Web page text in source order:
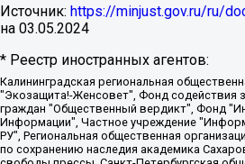
Источник: https://minjust.gov.ru/ru/
на 03.05.2024
* Реестр иностранных агентов:
Калининградская региональная общественная организация "Экозащита!-Женсовет", Фонд содействия защите прав и свобод граждан "Общественный вердикт", Фонд "Институт Развития Свободы Информации", Частное учреждение "Информационное агентство МЕМО. РУ", Региональная общественная организация "Общественная комиссия по сохранению наследия академика Сахарова", Фонд поддержки свободы прессы, Санкт-Петербургская общественная правозащитная организация "Гражданский контроль", Межрегиональная общественная организация "Информационно-просветительский центр "Мемориал", Региональный Фонд "Центр Защиты Прав Средств Массовой Информации", с 05.12.2023 Фонд "Центр Защиты Прав Средств массовой информации", Региональная общественная благотворительная организация помощи беженцам и мигрантам "Гражданское содействие", Негосударственное образовательное учреждение дополнительного профессионального образования (повышение квалификации) специалистов "АКАДЕМИЯ ПО ПРАВАМ ЧЕЛОВЕКА", Свердловская региональная общественная организация "Сутяжник", Автономная некоммерческая организация "Центр независимых социологических исследований", Союз общественных объединений "Российский исследовательский центр по правам человека", Региональное общественное учреждение научно-информационный центр "МЕМОРИАЛ", Некоммерческая организация "Фонд защиты гласности", Автономная некоммерческая организация "Институт прав человека", Городская общественная организация "Екатеринбургское общество "МЕМОРИАЛ", Городская общественная организация "Рязанское историко-просветительское и правозащитное общество "Мемориал" (Рязанский Мемориал), Челябинский региональный орган общественной самодеятельности – женское общественное объединение "Женщины Евразии", Челябинский региональный орган общественной самодеятельности "Уральская правозащитная группа", Фонд содействия защите здоровья и социальной справедливости имени Андрея Рылькова, Автономная Некоммерческая Организация "Аналитический Центр Юрия Левады", Автономная некоммерческая организация социальной поддержки населения "Проект Апрель", Региональная общественная организация помощи женщинам и детям, находящимся в кризисной ситуации "Информационно-методический центр "Анна", Фонд содействия развитию массовых коммуникаций и правовому просвещению "Так-так-Так", Фонд содействия устойчивому развитию "Серебряная тайга", Свердловский региональный общественный фонд социальных проектов "Новое время", "Idel.Реалии", Кавказ.Реалии, Крым.Реалии, Телеканал Настоящее Время, Татаро-башкирская служба Радио Свобода (Azatliq Radiosi), Радио Свободная Европа/Радио Свобода (PCE/PC), "Сибирь.Реалии", "Фактограф", Благотворительный фонд помощи осужденным и их семьям, Автономная некоммерческая организация "Институт глобализации и социальных движений", Фонд "В защиту прав заключенных", Частное учреждение "Центр поддержки и содействия развитию средств массовой информации", Пензенский региональный общественный благотворительный фонд "Гражданский союз", "Север.Реалии", Некоммерческая организация Фонд "Правовая инициатива", Общество с ограниченной ответственностью "Радио Свободная Европа/Радио Свобода", Чешское информационное агентство "MEDIUM-ORIENT", Красноярская региональная общественная организация "Мы против СПИДа", Камалягин Денис Николаевич, Маркелов Сергей Евгеньевич, Пономарев Лев Александрович, Савицкая Людмила Алексеевна, Автономная некоммерческая организация "Центр по работе с проблемой насилия "НАСИЛИЮ.НЕТ", Межрегиональный профессиональный союз работников здравоохранения "Альянс врачей", Юридическое лицо, зарегистрированное в Латвийской Республике, SIA "Medusa Project" (регистрационный номер 40103797863, дата регистрации 10.06.2014), Некоммерческая организация "Фонд по борьбе с коррупцией", Автономная некоммерческая организация "Институт права и публичной политики", Баданин Роман Сергеевич, Гликин Максим Александрович, Железнова Мария Михайловна, Лукьянова Юлия Сергеевна, Маетная Елизавета Витальевна, Маняхин Петр Борисович, Чуракова Ольга Владимировна, Ярош Юлия Петровна, Юридическое лицо "The Insider SIA", зарегистрированное в Риге, Латвийская Республика (дата регистрации 26.06.2015), являющееся администратором доменного имени интернет-издания "The Insider SIA", https://theins.ru, Постернак Алексей Евгеньевич, Рубин Михаил Аркадьевич, Анин Роман Александрович, Юридическое лицо Istories fonds, зарегистрированное в Латвийской Республике (регистрационный номер 50008295751, дата регистрации 24.02.2020), Великовский Дмитрий Александрович, Долинина Ирина Николаевна, Мароховская Алеся Алексеевна, Шлейнов Роман Юрьевич, Шмагун Олеся Валентиновна, Общество с ограниченной ответственностью "Альтаир 2021", Общество с ограниченной ответственностью "Вега 2021", Общество с ограниченной ответственностью "Главный редактор 2021", Общество с ограниченной ответственностью "Ромашки монолит", Важенков Артем Валерьевич, Ивановская областная общественная организация "Центр гендерных исследований", Гурман Юрий Альбертович, Медиапроект "ОВД-Инфо", Егоров Владимир Владимирович, Жилинский Владимир Александрович, Общество с ограниченной ответственностью "ЗП", Иванова София Юрьевна, Карезина Инна Павловна, Кильтау Екатерина Викторовна, Петров Алексей Викторович, Пискунов Сергей Евгеньевич, Смирнов Сергей Сергеевич, Тихонов Михаил Сергеевич, Общество с ограниченной ответственностью "ЖУРНАЛИСТ-ИНОСТРАННЫЙ АГЕНТ", Арапова Галина Юрьевна, Вольтская Татьяна Анатольевна, Американская компания "Mason G.E.S. Anonymous Foundation" (США), являющаяся владельцем интернет-издания https://mnews.world/, Компания "Stichting Bellingcat", зарегистрированная в Нидерландах (дата регистрации 11.07.2018), Захаров Андрей Вячеславович, Клепиковская Екатерина Дмитриевна, Общество с ограниченной ответственностью "МЕМО", Перл Роман Александрович, Симонов Евгений Алексеевич, Соловьева Елена Анатольевна, Сотников Даниил Владимирович, Сурначева Елизавета Дмитриевна, Автономная некоммерческая организация по защите прав человека и информированию населения "Якутия – Наше Мнение", Общество с ограниченной ответственностью "Москоу диджитал медиа", с 26.01.2023 Общество с ограниченной ответственностью "Чайка Белые сады", Ветошкина Валерия Валерьевна, Заговора Максим Александрович, Межрегиональное общественное движение "Российская ЛГБТ - сеть", Оленичев Максим Владимирович, Павлов Иван Юрьевич, Скворцова Елена Сергеевна, Общество с ограниченной ответственностью "Как бы инагент", Кочетков Игорь Викторович, Общество с ограниченной ответственностью "Честные выборы", Еланчик Олег Александрович, Общество с ограниченной ответственностью "Нобелевский призыв", Гималова Регина Эмилевна, Григорьев Андрей Валерьевич, Григорьева Алина Александровна, Ассоциация по содействию защите прав призывников, альтернативнослужащих и военнослужащих "Правозащитная группа "Гражданин.Армия.Право", Хисамова Регина Фаритовна, Автономная некоммерческая организация по реализации социально-правовых программ "Лилит", Дальневосточное общественное движение "Маяк", Санкт-Петербургская ЛГБТ-инициативная группа "Выход", Инициативная группа ЛГБТ+ "Реверс", Алексеев Андрей Викторович, Бекбулатова Таисия Львовна, Беляев Иван Михайлович, Владыкина Елена Сергеевна, Гельман Марат Александрович, Никульшина Вероника Юрьевна, Толоконникова Надежда Андреевна, Шендерович Виктор Анатольевич, Общество с ограниченной ответственностью "Данное сообщение", Общество с